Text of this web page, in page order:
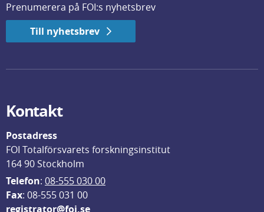
Prenumerera på FOI:s nyhetsbrev
Till nyhetsbrev
Kontakt
Postadress
FOI Totalförsvarets forskningsinstitut
164 90 Stockholm
Telefon: 08-555 030 00
Fax: 08-555 031 00
registrator@foi.se